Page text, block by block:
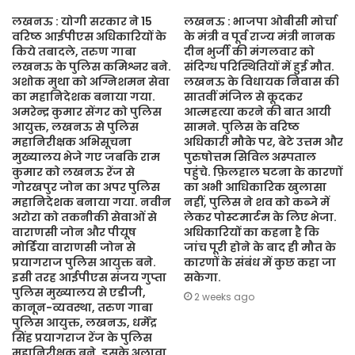
लखनऊ : योगी सरकार ने 15
वरिष्ठ आईपीएस अधिकारियों के
किये तबादले, तरुण गाबा
लखनऊ के पुलिस कमिश्नर बने.
अशोक मुथा को अग्निशमन सेवा
का महानिदेशक बनाया गया.
अमरेन्द्र कुमार सेंगर को पुलिस
आयुक्त, लखनऊ से पुलिस
महानिरीक्षक अभिसूचना
मुख्यालय भेजे गए जबकि राम
कुमार को लखनऊ रेंज से
गोरखपुर जोन का अपर पुलिस
महानिदेशक बनाया गया. नवीन
अरोरा को तकनीकी सेवाओं से
वाराणसी जोन और पीयूष
मोर्डिया वाराणसी जोन से
प्रयागराज पुलिस आयुक्त बने.
इसी तरह आईपीएस संजय गुप्ता
पुलिस मुख्यालय से एडीजी,
कानून-व्यवस्था, तरुण गाबा
पुलिस आयुक्त, लखनऊ, धर्मेंद्र
सिंह प्रयागराज रेंज के पुलिस
लखनऊ : भाजपा ओबीसी मोर्चा
के मंत्री व पूर्व राज्य मंत्री नानक
दीन भुर्जी की मंगलवार को
संदिग्ध परिस्थितियों में हुई मौत.
लखनऊ के विधायक निवास की
सातवीं मंजिल से कूदकर
आत्महत्या करने की बात आयी
सामने. पुलिस के वरिष्ठ
अधिकारी मौके पर, बेटे उत्तम और
पुरुषोत्तम सिविल अस्पताल
पहुंचे. फ़िलहाल घटना के कारणों
का अभी आधिकारिक खुलासा
नहीं, पुलिस ने शव को कब्जे में
लेकर पोस्टमार्टम के लिए भेजा.
अधिकारियों का कहना है कि
जांच पूरी होने के बाद ही मौत के
कारणों के संबंध में कुछ कहा जा
सकेगा.
2 weeks ago